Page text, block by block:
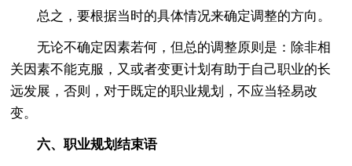
总之，要根据当时的具体情况来确定调整的方向。
无论不确定因素若何，但总的调整原则是：除非相
关因素不能克服，又或者变更计划有助于自己职业的长
远发展，否则，对于既定的职业规划，不应当轻易改
变。
六、职业规划结束语